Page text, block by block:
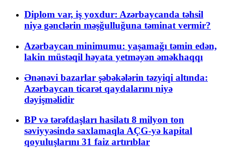
Diplom var, iş yoxdur: Azərbaycanda təhsil
niyə gənclərin məşğulluğuna təminat vermir?
Azərbaycan minimumu: yaşamağı təmin edən,
lakin müstəqil həyata yetməyən əməkhaqqı
Ənənəvi bazarlar şəbəkələrin təzyiqi altında:
Azərbaycan ticarət qaydalarını niyə
dəyişməlidir
BP və tərəfdaşları hasilatı 8 milyon ton
səviyyəsində saxlamaqla AÇG-yə kapital
qoyuluşlarını 31 faiz artırıblar